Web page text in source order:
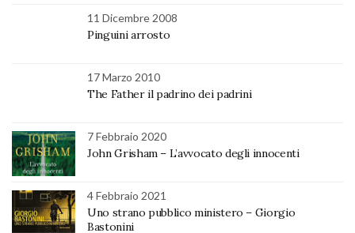
11 Dicembre 2008
Pinguini arrosto
17 Marzo 2010
The Father il padrino dei padrini
7 Febbraio 2020
John Grisham – L’avvocato degli innocenti
4 Febbraio 2021
Uno strano pubblico ministero – Giorgio
Bastonini